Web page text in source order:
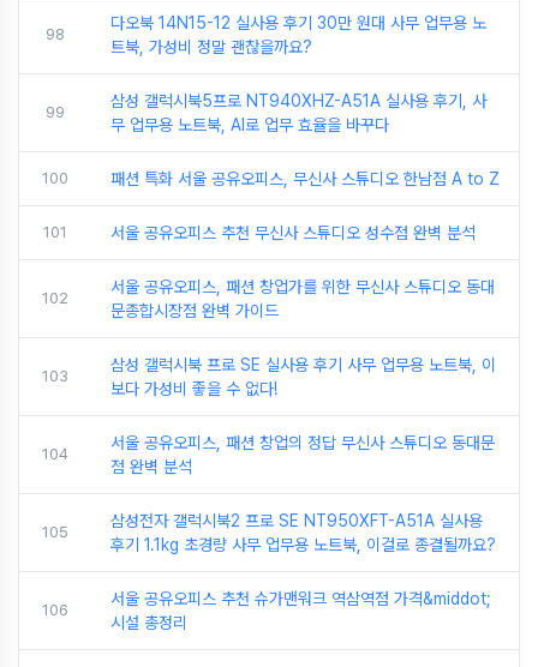
98
다오북 14N15-12 실사용 후기 30만 원대 사무 업무용 노
트북, 가성비 정말 괜찮을까요?
99
삼성 갤럭시북5프로 NT940XHZ-A51A 실사용 후기, 사
무 업무용 노트북, AI로 업무 효율을 바꾸다
100 패션 특화 서울 공유오피스, 무신사 스튜디오 한남점 A to Z
101 서울 공유오피스 추천 무신사 스튜디오 성수점 완벽 분석
102
서울 공유오피스, 패션 창업가를 위한 무신사 스튜디오 동대
문종합시장점 완벽 가이드
103
삼성 갤럭시북 프로 SE 실사용 후기 사무 업무용 노트북, 이
보다 가성비 좋을 수 없다!
104
서울 공유오피스, 패션 창업의 정답 무신사 스튜디오 동대문
점 완벽 분석
105
삼성전자 갤럭시북2 프로 SE NT950XFT-A51A 실사용
후기 1.1kg 초경량 사무 업무용 노트북, 이걸로 종결될까요?
106
서울 공유오피스 추천 슈가맨워크 역삼역점 가격&middot;
시설 총정리